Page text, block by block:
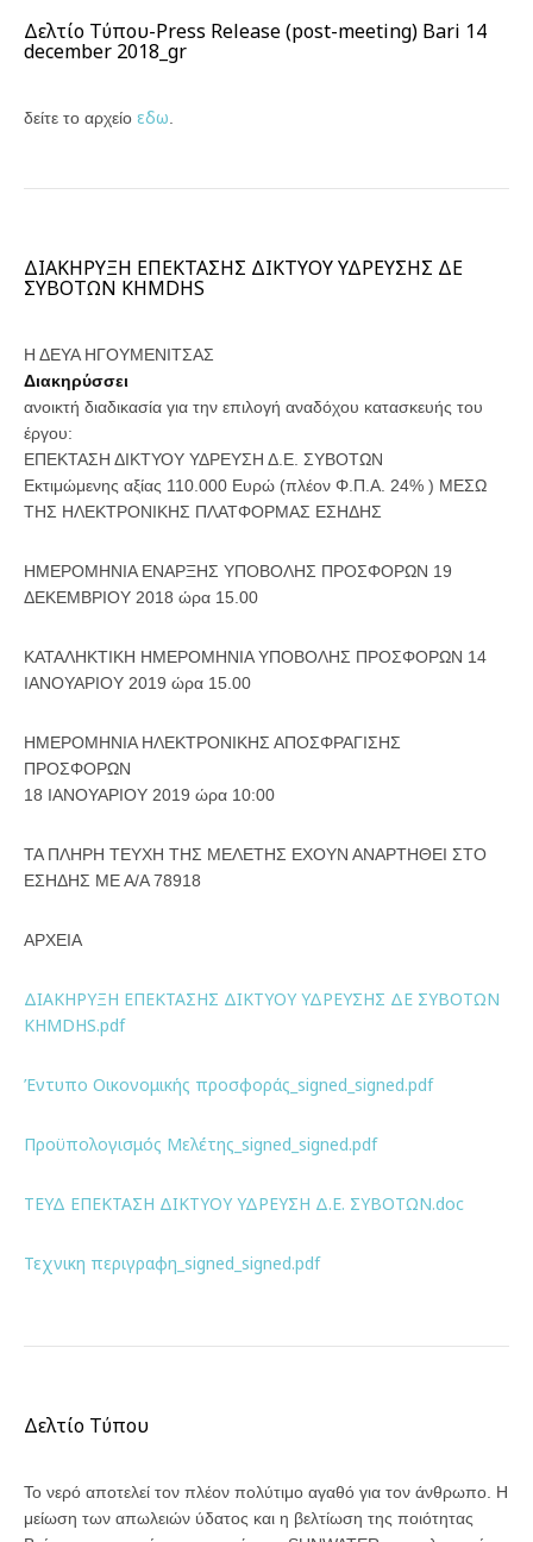
Δελτίο Τύπου-Press Release (post-meeting) Bari 14
december 2018_gr
δείτε το αρχείο εδω
ΔΙΑΚΗΡΥΞΗ ΕΠΕΚΤΑΣΗΣ ΔΙΚΤΥΟΥ ΥΔΡΕΥΣΗΣ ΔΕ
ΣΥΒΟΤΩΝ KHMDHS
Η ΔΕΥΑ ΗΓΟΥΜΕΝΙΤΣΑΣ
Διακηρύσσει
ανοικτή διαδικασία για την επιλογή αναδόχου κατασκευής του
έργου:
ΕΠΕΚΤΑΣΗ ΔΙΚΤΥΟΥ ΥΔΡΕΥΣΗ Δ.Ε. ΣΥΒΟΤΩΝ
Εκτιμώμενης αξίας 110.000 Ευρώ (πλέον Φ.Π.Α. 24% ) ΜΕΣΩ
ΤΗΣ ΗΛΕΚΤΡΟΝΙΚΗΣ ΠΛΑΤΦΟΡΜΑΣ ΕΣΗΔΗΣ
ΗΜΕΡΟΜΗΝΙΑ ΕΝΑΡΞΗΣ ΥΠΟΒΟΛΗΣ ΠΡΟΣΦΟΡΩΝ 19
ΔΕΚΕΜΒΡΙΟΥ 2018 ώρα 15.00
ΚΑΤΑΛΗΚΤΙΚΗ ΗΜΕΡΟΜΗΝΙΑ ΥΠΟΒΟΛΗΣ ΠΡΟΣΦΟΡΩΝ 14
ΙΑΝΟΥΑΡΙΟΥ 2019 ώρα 15.00
ΗΜΕΡΟΜΗΝΙΑ ΗΛΕΚΤΡΟΝΙΚΗΣ ΑΠΟΣΦΡΑΓΙΣΗΣ
ΠΡΟΣΦΟΡΩΝ
18 ΙΑΝΟΥΑΡΙΟΥ 2019 ώρα 10:00
ΤΑ ΠΛΗΡΗ ΤΕΥΧΗ ΤΗΣ ΜΕΛΕΤΗΣ ΕΧΟΥΝ ΑΝΑΡΤΗΘΕΙ ΣΤΟ
ΕΣΗΔΗΣ ΜΕ Α/Α 78918
ΑΡΧΕΙΑ
ΔΙΑΚΗΡΥΞΗ ΕΠΕΚΤΑΣΗΣ ΔΙΚΤΥΟΥ ΥΔΡΕΥΣΗΣ ΔΕ ΣΥΒΟΤΩΝ
KHMDHS.pdf
Έντυπο Οικονομικής προσφοράς_signed_signed.pdf
Προϋπολογισμός Μελέτης_signed_signed.pdf
ΤΕΥΔ ΕΠΕΚΤΑΣΗ ΔΙΚΤΥΟΥ ΥΔΡΕΥΣΗ Δ.Ε. ΣΥΒΟΤΩΝ.doc
Τεχνικη περιγραφη_signed_signed.pdf
Δελτίο Τύπου
Το νερό αποτελεί τον πλέον πολύτιμο αγαθό για τον άνθρωπο. Η
μείωση των απωλειών ύδατος και η βελτίωση της ποιότητας